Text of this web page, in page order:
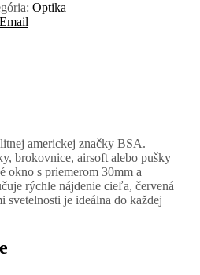
Optika
Email
americkej značky BSA.
brokovnice, airsoft alebo pušky
s priemerom 30mm a
rýchle nájdenie cieľa, červená
svetelnosti je ideálna do každej